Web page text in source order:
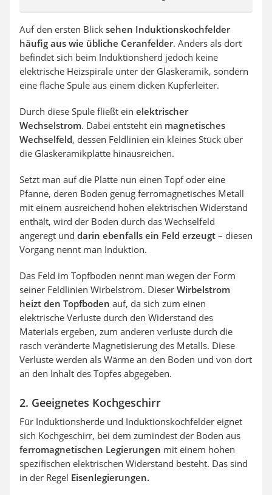
Auf den ersten Blick sehen Induktionskochfelder
häufig aus wie übliche Ceranfelder. Anders als dort
befindet sich beim Induktionsherd jedoch keine
elektrische Heizspirale unter der Glaskeramik, sondern
eine flache Spule aus einem dicken Kupferleiter.
Durch diese Spule fließt ein elektrischer
Wechselstrom. Dabei entsteht ein magnetisches
Wechselfeld, dessen Feldlinien ein kleines Stück über
die Glaskeramikplatte hinausreichen.
Setzt man auf die Platte nun einen Topf oder eine
Pfanne, deren Boden genug ferromagnetisches Metall
mit einem ausreichend hohen elektrischen Widerstand
enthält, wird der Boden durch das Wechselfeld
angeregt und darin ebenfalls ein Feld erzeugt – diesen
Vorgang nennt man Induktion.
Das Feld im Topfboden nennt man wegen der Form
seiner Feldlinien Wirbelstrom. Dieser Wirbelstrom
heizt den Topfboden auf, da sich zum einen
elektrische Verluste durch den Widerstand des
Materials ergeben, zum anderen verluste durch die
rasch veränderte Magnetisierung des Metalls. Diese
Verluste werden als Wärme an den Boden und von dort
an den Inhalt des Topfes abgegeben.
2. Geeignetes Kochgeschirr
Für Induktionsherde und Induktionskochfelder eignet
sich Kochgeschirr, bei dem zumindest der Boden aus
ferromagnetischen Legierungen mit einem hohen
spezifischen elektrischen Widerstand besteht. Das sind
in der Regel Eisenlegierungen.